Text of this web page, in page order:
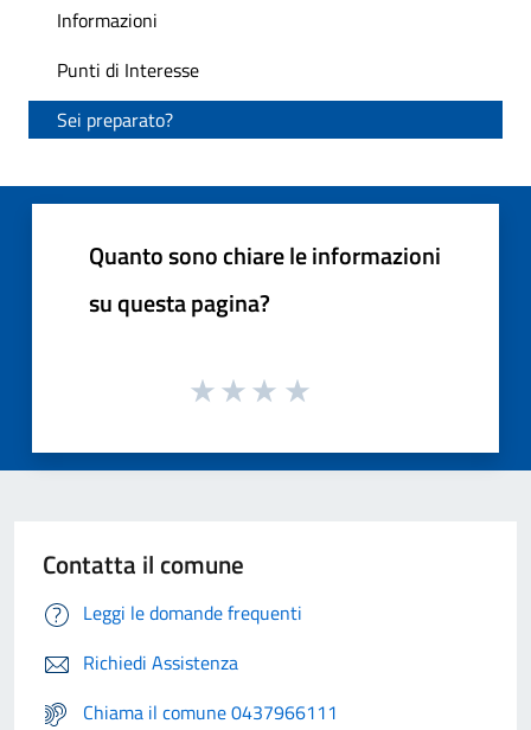
Informazioni
Punti di Interesse
Sei preparato?
Quanto sono chiare le informazioni
su questa pagina?
Contatta il comune
Leggi le domande frequenti
Richiedi Assistenza
Chiama il comune 0437966111